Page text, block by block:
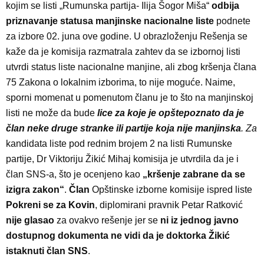
kojim se listi „Rumunska partija- Ilija Šogor Miša“ odbija
priznavanje statusa manjinske nacionalne liste podnete
za izbore 02. juna ove godine. U obrazloženju Rešenja se
kaže da je komisija razmatrala zahtev da se izbornoj listi
utvrdi status liste nacionalne manjine, ali zbog kršenja člana
75 Zakona o lokalnim izborima, to nije moguće. Naime,
sporni momenat u pomenutom članu je to što na manjinskoj
listi ne može da bude lice za koje je opštepoznato da je
član neke druge stranke ili partije koja nije manjinska. Za
kandidata liste pod rednim brojem 2 na listi Rumunske
partije, Dr Viktoriju Žikić Mihaj komisija je utvrdila da je i
član SNS-a, što je ocenjeno kao „kršenje zabrane da se
izigra zakon“. Član Opštinske izborne komisije ispred liste
Pokreni se za Kovin, diplomirani pravnik Petar Ratković
nije glasao za ovakvo rešenje jer se ni iz jednog javno
dostupnog dokumenta ne vidi da je doktorka Žikić
istaknuti član SNS.